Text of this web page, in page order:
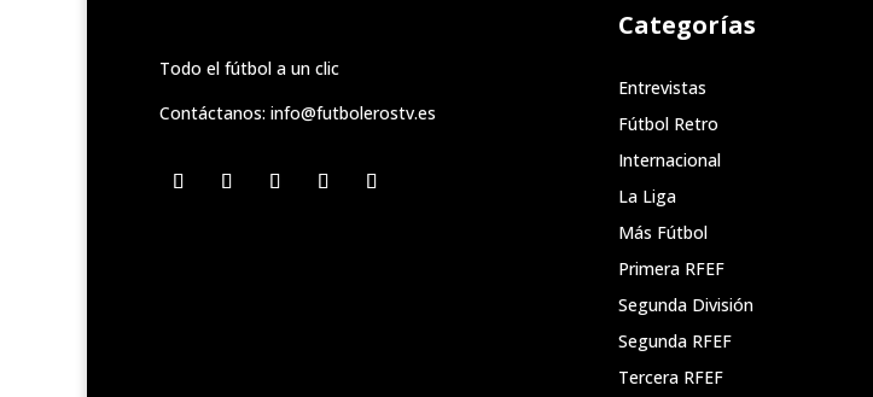
Todo el fútbol a un clic
Contáctanos: info@futbolerostv.es
Categorías
Entrevistas
Fútbol Retro
Internacional
La Liga
Más Fútbol
Primera RFEF
Segunda División
Segunda RFEF
Tercera RFEF